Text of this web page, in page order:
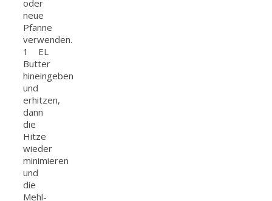
oder
neue
Pfanne
verwenden.
1 EL
Butter
hineingeben
und
erhitzen,
dann
die
Hitze
wieder
minimieren
und
die
Mehl-